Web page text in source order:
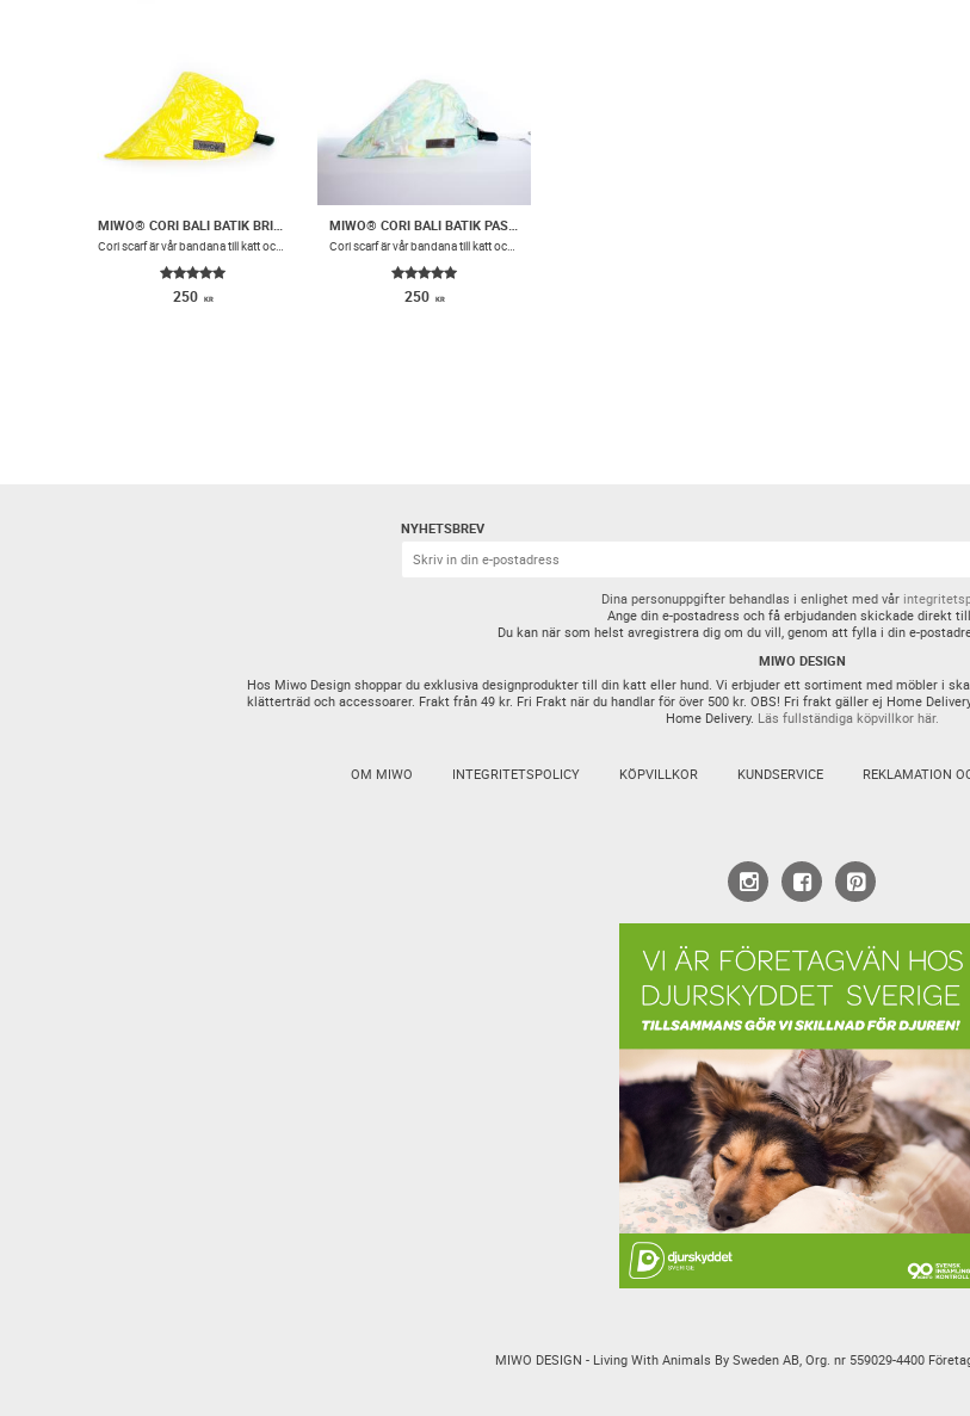
250 KR 250 KR
NYHETSBREV
Dina personuppgifter behandlas i enlighet med vår
Ange din e-postadress och få erbjudanden skickade direkt
Du kan när som helst avregistrera dig om du vill, genom att fylla i din e-
MIWO DESIGN
Hos Miwo Design shoppar du exklusiva designprodukter till din katt eller hund. Vi erbjuder ett sortiment med möbler i
klätterträd och accessoarer. Frakt från 49 kr. Fri Frakt när du handlar för över 500 kr. OBS! Fri frakt gäller ej Home
Home Delivery. Läs fullständiga köpvillkor här.
OM MIWO INTEGRITETSPOLICY KÖPVILLKOR KUNDSERVICE REKLAMATION
MIWO DESIGN - Living With Animals By Sweden AB, Org. nr 559029-4400